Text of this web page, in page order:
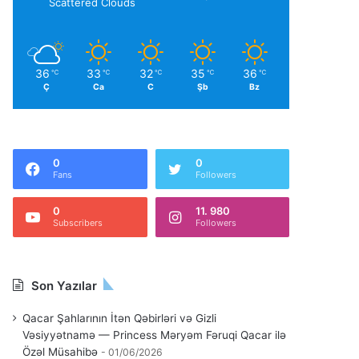
36 ℃
Ç
33 ℃
Ca
32 ℃
C
35 ℃
Şb
36 ℃
Bz
0
Fans
0
Followers
0
Subscribers
11. 980
Followers
Son Yazılar
Qacar Şahlarının İtən Qəbirləri və Gizli
Vəsiyyətnamə — Princess Məryəm Fəruqi Qacar ilə
Özəl Müsahibə
01/06/2026